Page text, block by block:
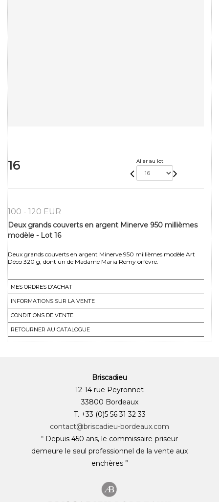
16 Aller au lot
100 - 120 EUR
Deux grands couverts en argent Minerve 950 millièmes
modèle - Lot 16
Deux grands couverts en argent Minerve 950 millièmes modèle Art
Déco 320 g, dont un de Madame Maria Remy orfèvre.
MES ORDRES D'ACHAT
INFORMATIONS SUR LA VENTE
CONDITIONS DE VENTE
RETOURNER AU CATALOGUE
Briscadieu
12-14 rue Peyronnet
33800 Bordeaux
T. +33 (0)5 56 31 32 33
contact@briscadieu-bordeaux.com
“ Depuis 450 ans, le commissaire-priseur
demeure le seul professionnel de la vente aux
enchères ”